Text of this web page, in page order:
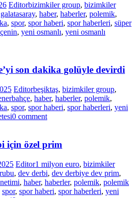
Editorbizimkiler group, bizimkiler
galatasaray, haber, haberler, polemik,
, spor, spor haberi, spor haberleri, süper
, yeni osmanlı, yeni osmanlı
son dakika golüyle devirdi
Editorbeşiktaş, bizimkiler group,
, haber, haberler, polemik,
, spor, spor haberi, spor haberleri, yeni
0 comment
için özel prim
Editor1 milyon euro, bizimkiler
, dev derbi, dev derbiye dev prim,
, haber, haberler, polemik, polemik
spor, spor haberi, spor haberleri, yeni